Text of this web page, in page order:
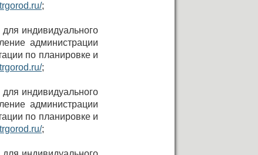
;
индивидуального
администрации
по планировке и
;
индивидуального
администрации
по планировке и
;